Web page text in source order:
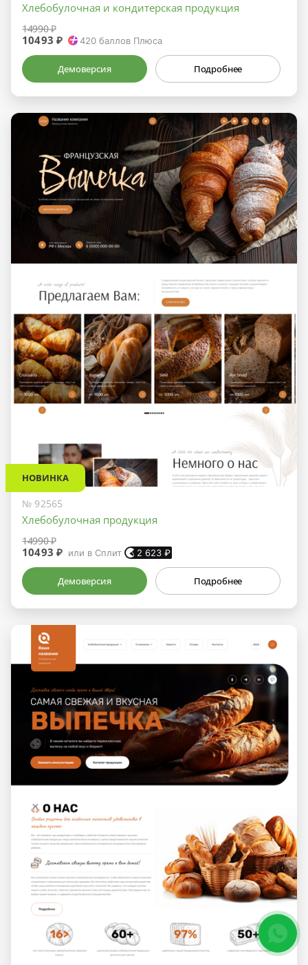
Хлебобулочная и кондитерская продукция
14990 ₽
10493 ₽ 420 баллов Плюса
Демоверсия Подробнее
НОВИНКА
№ 92565
Хлебобулочная продукция
14990 ₽
10493 ₽ или в Сплит 2 623 ₽
Демоверсия Подробнее